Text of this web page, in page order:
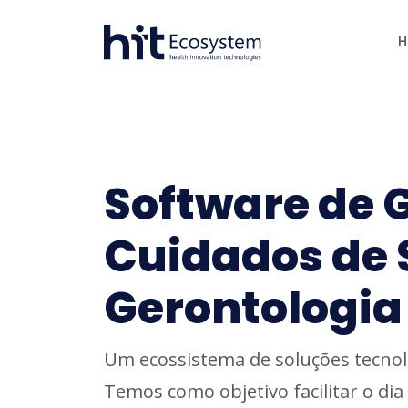
Software de
Cuidados de
Gerontologia
Um ecossistema de soluções
Temos como objetivo facilitar o